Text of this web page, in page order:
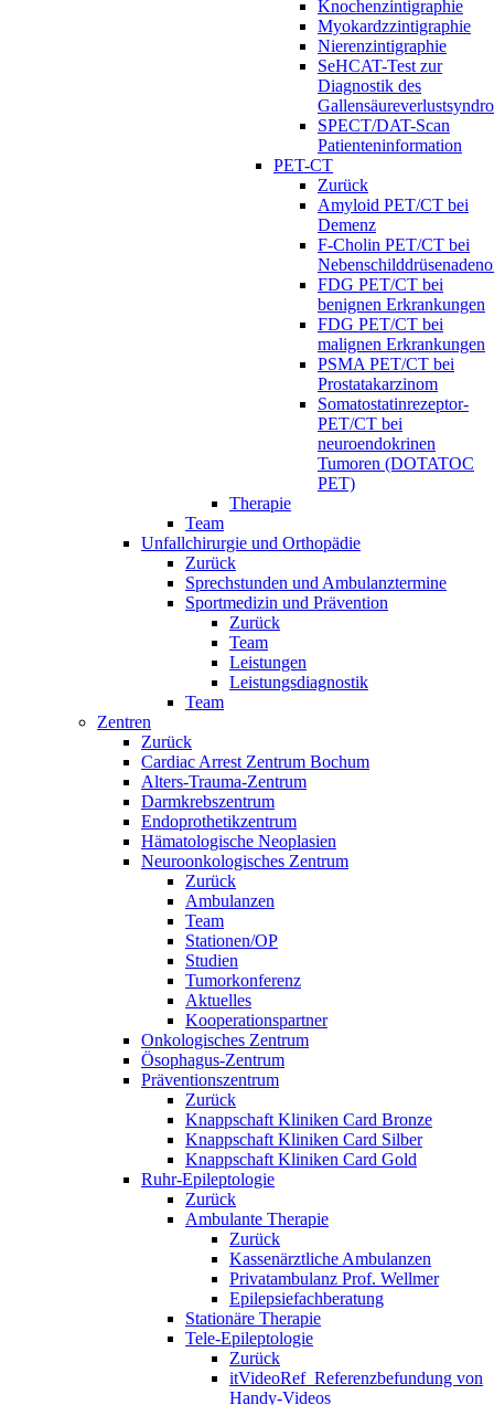
Knochenzintigraphie
Myokardzzintigraphie
Nierenzintigraphie
SeHCAT-Test zur
Diagnostik des
SPECT/DAT-Scan
Patienteninformation
PET-CT
Zurück
Amyloid PET/CT bei
Demenz
F-Cholin PET/CT bei
FDG PET/CT bei
benignen Erkrankungen
FDG PET/CT bei
malignen Erkrankungen
PSMA PET/CT bei
Prostatakarzinom
Somatostatinrezeptor-
PET/CT bei
neuroendokrinen
Tumoren (DOTATOC
PET)
Therapie
Team
Unfallchirurgie und Orthopädie
Zurück
Sprechstunden und Ambulanztermine
Sportmedizin und Prävention
Zurück
Team
Leistungen
Leistungsdiagnostik
Team
Zentren
Zurück
Cardiac Arrest Zentrum Bochum
Alters-Trauma-Zentrum
Darmkrebszentrum
Endoprothetikzentrum
Hämatologische Neoplasien
Neuroonkologisches Zentrum
Zurück
Ambulanzen
Team
Stationen/OP
Studien
Tumorkonferenz
Aktuelles
Kooperationspartner
Onkologisches Zentrum
Ösophagus-Zentrum
Präventionszentrum
Zurück
Knappschaft Kliniken Card Bronze
Knappschaft Kliniken Card Silber
Knappschaft Kliniken Card Gold
Ruhr-Epileptologie
Zurück
Ambulante Therapie
Zurück
Kassenärztliche Ambulanzen
Privatambulanz Prof. Wellmer
Epilepsiefachberatung
Stationäre Therapie
Tele-Epileptologie
Zurück
itVideoRef_Referenzbefundung von
Handy-Videos